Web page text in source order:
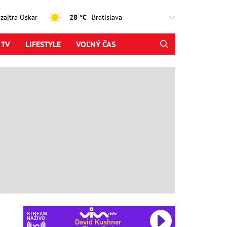
Oskar 28 °C
LIFESTYLE VOĽNÝ ČAS
STREAM
NAŽIVO
David Kushner